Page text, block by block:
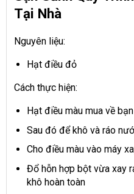
Tại Nhà
Nguyên liệu:
Hạt điều đỏ
Cách thực hiện:
Hạt điều màu mua về
Sau đó để khô và ráo
Cho điều màu vào máy
Đổ hỗn hợp bột vừa xay
khô hoàn toàn